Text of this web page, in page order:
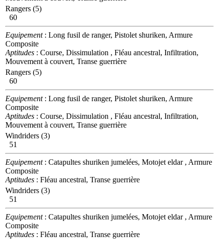
Rangers (5)
60
Equipement: Long fusil de ranger, Pistolet shuriken, Armure
Composite
Aptitudes : Course, Dissimulation , Fléau ancestral, Infiltration,
Mouvement à couvert, Transe guerrière
Rangers (5)
60
Equipement: Long fusil de ranger, Pistolet shuriken, Armure
Composite
Aptitudes : Course, Dissimulation , Fléau ancestral, Infiltration,
Mouvement à couvert, Transe guerrière
Windriders (3)
51
Equipement: Catapultes shuriken jumelées, Motojet eldar , Armure
Composite
Aptitudes : Fléau ancestral, Transe guerrière
Windriders (3)
51
Equipement: Catapultes shuriken jumelées, Motojet eldar , Armure
Composite
Aptitudes : Fléau ancestral, Transe guerrière